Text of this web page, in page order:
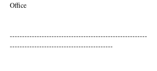
Office
--------------------------------------------------------
------------------------------------------